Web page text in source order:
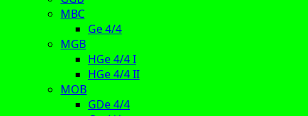
MBC
Ge 4/4
MGB
HGe 4/4 I
HGe 4/4 II
MOB
GDe 4/4